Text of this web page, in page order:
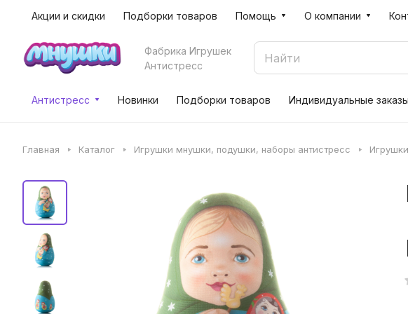
Акции и скидки Подборки товаров Помощь О компании
Фабрика Игрушек
Антистресс
Антистресс Новинки Подборки товаров Индивидуальные заказы
Главная Каталог Игрушки мнушки, подушки, наборы антистресс